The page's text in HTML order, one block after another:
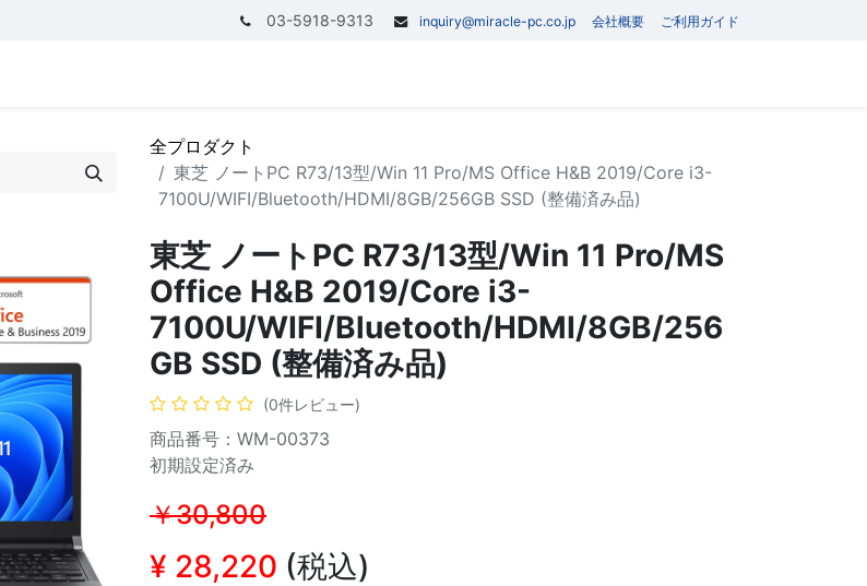
03-5918-9313 inquiry@miracle-pc.co.jp 会社概要 ご利用ガイド
全プロダクト
東芝 ノートPC R73/13型/Win 11 Pro/MS Office H&B 2019/Core i3-
7100U/WIFI/Bluetooth/HDMI/8GB/256GB SSD (整備済み品)
東芝 ノートPC R73/13型/Win 11 Pro/MS
Office H&B 2019/Core i3-
7100U/WIFI/Bluetooth/HDMI/8GB/256
GB SSD (整備済み品)
(0件レビュー)
商品番号：WM-00373
初期設定済み
￥30,800
¥ 28,220 (税込)